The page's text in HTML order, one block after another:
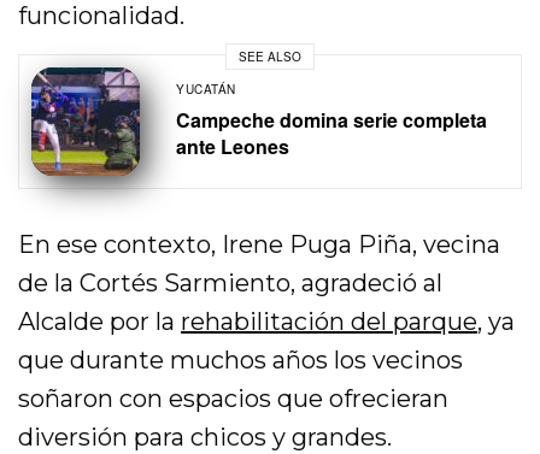
funcionalidad.
SEE ALSO
YUCATÁN
Campeche domina serie completa
ante Leones
En ese contexto, Irene Puga Piña, vecina
de la Cortés Sarmiento, agradeció al
Alcalde por la rehabilitación del parque, ya
que durante muchos años los vecinos
soñaron con espacios que ofrecieran
diversión para chicos y grandes.